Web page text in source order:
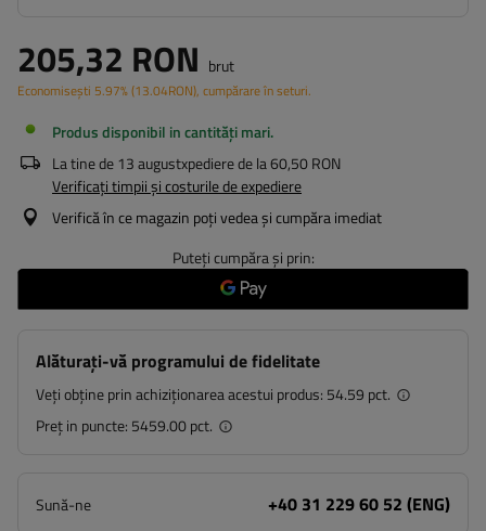
205,32 RON brut
Economisești 5.97%(13.04RON), cumpărare în seturi.
Produs disponibil in cantități mari
La tine de13 augustxpediere de la60,50 RON
Verificați timpii și costurile de expediere
Verifică în ce magazin poți vedea și cumpăra imediat
Puteți cumpăra și prin:
Alăturați-vă programului de fidelitate
Veți obține prin achiziționarea acestui produs: 54.59 pct.
Preț in puncte: 5459.00 pct.
Sună-ne +40 31 229 60 52 (ENG)